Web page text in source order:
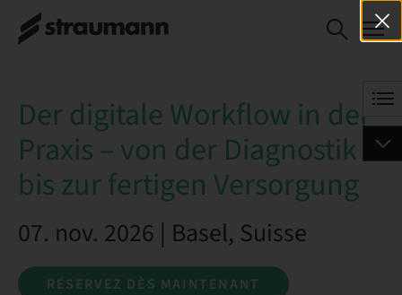
Der digitale
Workflow in der
zur fertigen
Versorgung
Der digitale Workflow in der
Praxis – von der Diagnostik
bis zur fertigen Versorgung
07. nov. 2026 | Basel, Suisse
RÉSERVEZ DÈS MAINTENANT